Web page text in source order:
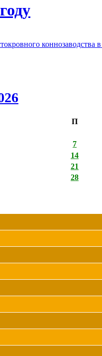
коннозаводства в
П
7
14
21
28